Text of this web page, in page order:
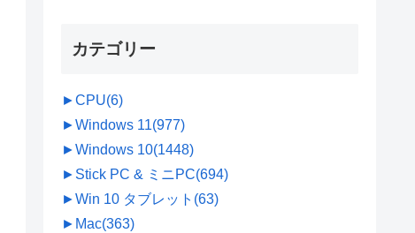
カテゴリー
►CPU(6)
►Windows 11(977)
►Windows 10(1448)
► Stick PC & ミニPC(694)
►Win 10 タブレット (63)
► Mac(363)